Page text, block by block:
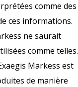
comme des
ces informations.
ne saurait
comme telles.
Markess est
de manière